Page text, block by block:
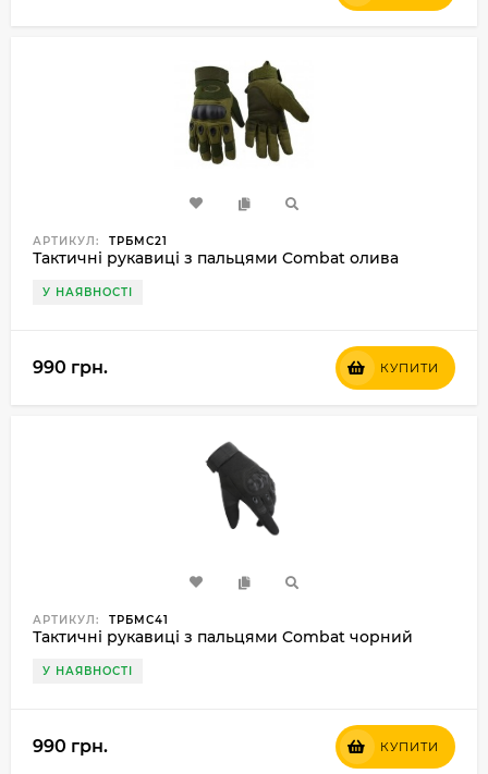
АРТИКУЛ: ТРБMС21
Тактичні рукавиці з пальцями Combat олива
У НАЯВНОСТІ
990 грн. КУПИТИ
АРТИКУЛ: ТРБMС41
Тактичні рукавиці з пальцями Combat чорний
У НАЯВНОСТІ
990 грн. КУПИТИ